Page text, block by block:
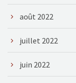
août 2022
juillet 2022
juin 2022